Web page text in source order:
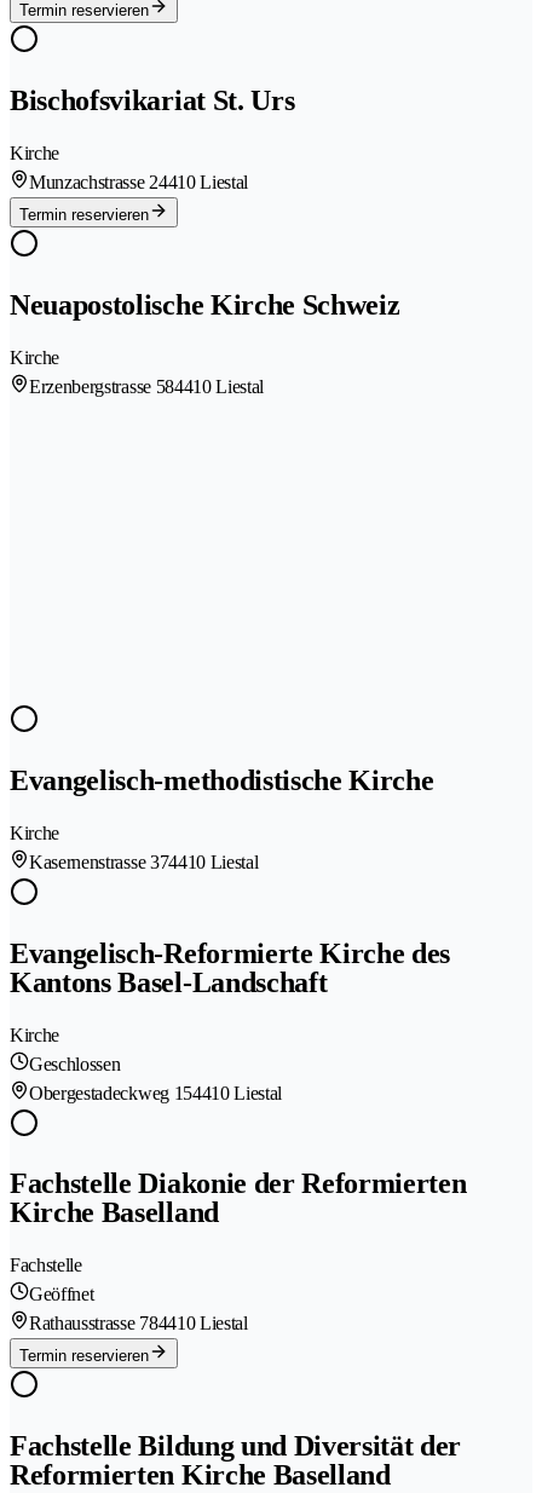
Termin reservieren
Bischofsvikariat St. Urs
Kirche
Munzachstrasse 24410 Liestal
Termin reservieren
Neuapostolische Kirche Schweiz
Kirche
Erzenbergstrasse 584410 Liestal
Evangelisch-methodistische Kirche
Kirche
Kasernenstrasse 374410 Liestal
Evangelisch-Reformierte Kirche des
Kantons Basel-Landschaft
Kirche
Geschlossen
Obergestadeckweg 154410 Liestal
Fachstelle Diakonie der Reformierten
Kirche Baselland
Fachstelle
Geöffnet
Rathausstrasse 784410 Liestal
Termin reservieren
Fachstelle Bildung und Diversität der
Reformierten Kirche Baselland